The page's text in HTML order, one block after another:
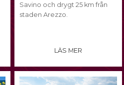
Savino och drygt 25 km från
staden Arezzo.
LÄS MER